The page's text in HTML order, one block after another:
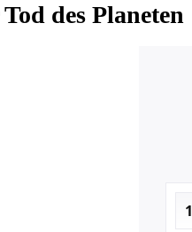
des Planeten